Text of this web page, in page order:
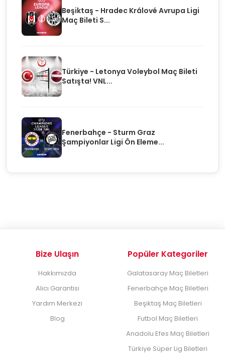
Beşiktaş - Hradec Králové Avrupa Ligi
Maç Bileti S...
Türkiye - Letonya Voleybol Maç Bileti
Satışta! VNL...
Fenerbahçe - Sturm Graz
Şampiyonlar Ligi Ön Eleme...
Bize Ulaşın
Hakkımızda
Alıcı Garantisi
Yardım Merkezi
Blog
Popüler Kategoriler
Galatasaray Maç Biletleri
Fenerbahçe Maç Biletleri
Beşiktaş Maç Biletleri
Futbol Maç Biletleri
Anadolu Efes Maç Biletleri
Türkiye Süper Lig Biletleri